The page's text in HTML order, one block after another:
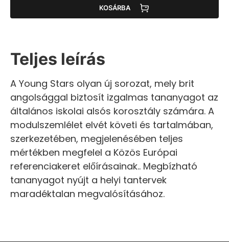
KOSÁRBA
Teljes leírás
A Young Stars olyan új sorozat, mely brit
angolsággal biztosít izgalmas tananyagot az
általános iskolai alsós korosztály számára. A
modulszemlélet elvét követi és tartalmában,
szerkezetében, megjelenésében teljes
mértékben megfelel a Közös Európai
referenciakeret előírásainak.. Megbízható
tananyagot nyújt a helyi tantervek
maradéktalan megvalósításához.